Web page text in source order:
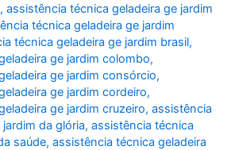
,assistência técnica geladeira ge jardim
técnica geladeira ge jardim
técnica geladeira ge jardim brasil,
ge jardim colombo,
ge jardim consórcio,
ge jardim cordeiro,
ge jardim cruzeiro,assistência
da glória,assistência técnica
saúde,assistência técnica geladeira